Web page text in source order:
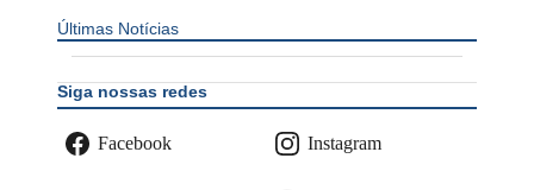
Últimas Notícias
Siga nossas redes
Facebook Instagram